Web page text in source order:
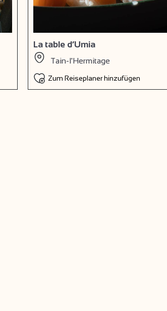
La table d’Umia
Tain-l'Hermitage
Zum Reiseplaner hinzufügen